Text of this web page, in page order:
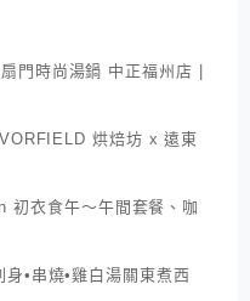
門時尚湯鍋 中正福州店 |
烘焙坊 x 遠東
初衣食午～午間套餐、咖
身•串燒•雞白湯關東煮西